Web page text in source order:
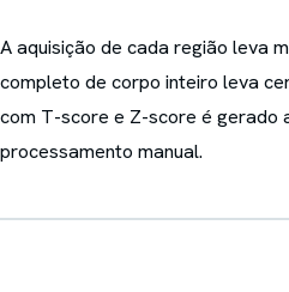
A aquisição de cada região leva
completo de corpo inteiro leva
com T-score e Z-score é gerado
processamento manual.